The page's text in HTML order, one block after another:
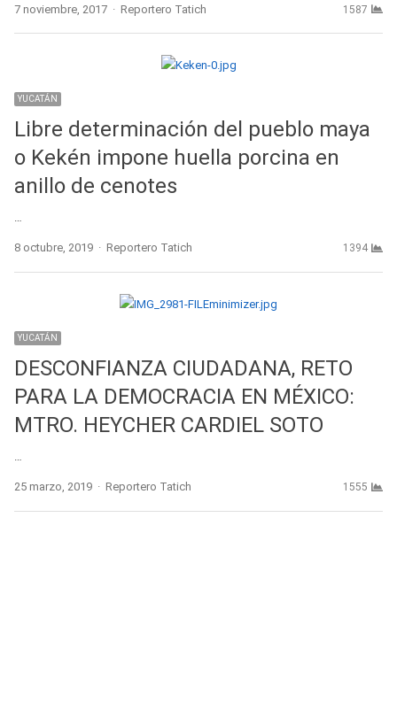
7 noviembre, 2017 Author
Reportero Tatich 1587
YUCATÁN
Libre determinación del pueblo maya
o Kekén impone huella porcina en
anillo de cenotes
…
8 octubre, 2019 Author
Reportero Tatich 1394
YUCATÁN
DESCONFIANZA CIUDADANA, RETO
PARA LA DEMOCRACIA EN MÉXICO:
MTRO. HEYCHER CARDIEL SOTO
…
25 marzo, 2019 Author
Reportero Tatich 1555